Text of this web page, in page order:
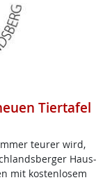
Tiertafel
teu­rer wird,
Haus­
mit kos­ten­lo­sem